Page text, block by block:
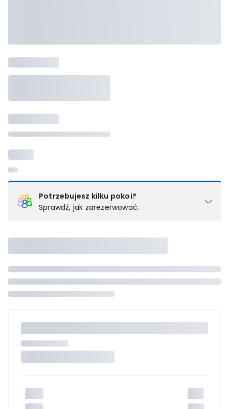
Potrzebujesz kilku pokoi?
Sprawdź, jak zarezerwować.
pokoju (lub apartamencie, willi itd.). Wybierz jedną z ofert z listy
i zarezerwuj ją. Zrób oddzielne rezerwacje dla każdego
kolejnego pokoju lubskontaktuj się z nami,by złożyć
zamówienie u naszego doradcy.
Maksymalna liczba uczestników
maksymalny limit dla 1 pokoju.